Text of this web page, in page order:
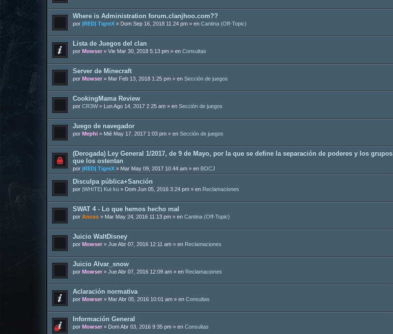
Where is Administration forum.clanjhoo.com??
por |RED| TigreX » Dom Sep 16, 2018 11:24 pm » en Cantina (Off-Topic)
Lista de Juegos del clan
por Mowser » Vie Mar 30, 2018 5:13 pm » en Consultas
Server de Minecraft
por Mowser » Mar Feb 13, 2018 1:25 pm » en Sección de juegos
CookingMama Review
por CR3W» Lun Ago 14, 2017 2:25 am » en Sección de juegos
Juego de navegador
por Mephi » Mié May 17, 2017 1:03 pm » en Sección de juegos
(Derogada) Ley General 1/2017, de 9 de Mayo, por la que se define la separación de poderes y los grupos
que los ostentan
por |RED| TigreX » Mar May 09, 2017 10:44 am » en BOCJ
Disculpa pública+Sanción
por |WHITE| Kut ku » Dom Jun 05, 2016 3:24 pm » en Reclamaciones
SWAT 4 - Lo que hemos hecho mal
por Ancso » Mar May 24, 2016 11:13 pm » en Cantina (Off-Topic)
Juicio WaltDisney
por Mowser » Jue Abr 07, 2016 12:11 am » en Reclamaciones
Juicio Alvar_snow
por Mowser » Jue Abr 07, 2016 12:09 am » en Reclamaciones
Aclaración normativa
por Mowser » Mar Abr 05, 2016 10:01 am » en Consultas
Información General
por Mowser » Dom Abr 03, 2016 9:35 pm » en Consultas